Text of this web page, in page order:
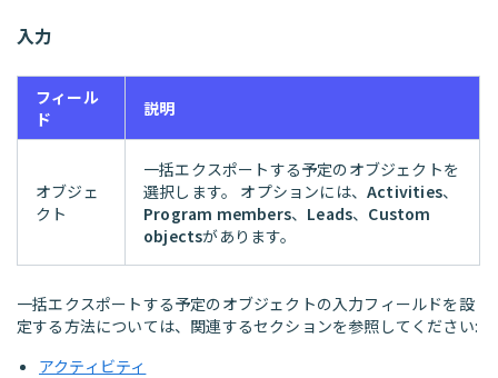
入力
フィール
ド
説明
オブジェ
クト
一括エクスポートする予定のオブジェクトを
選択します。 オプションには、 Activities、
Program members、 Leads、 Custom
objectsがあります。
一括エクスポートする予定のオブジェクトの入力フィールドを設
定する方法については、関連するセクションを参照してください:
アクティビティ